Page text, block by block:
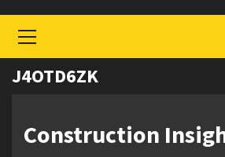
меню
J4OTD6ZK
Construction